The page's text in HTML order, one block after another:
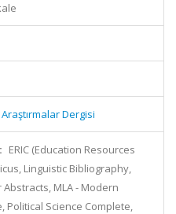
Dergisi
ERIC (Education Resources
Linguistic Bibliography,
MLA - Modern
Political Science Complete,